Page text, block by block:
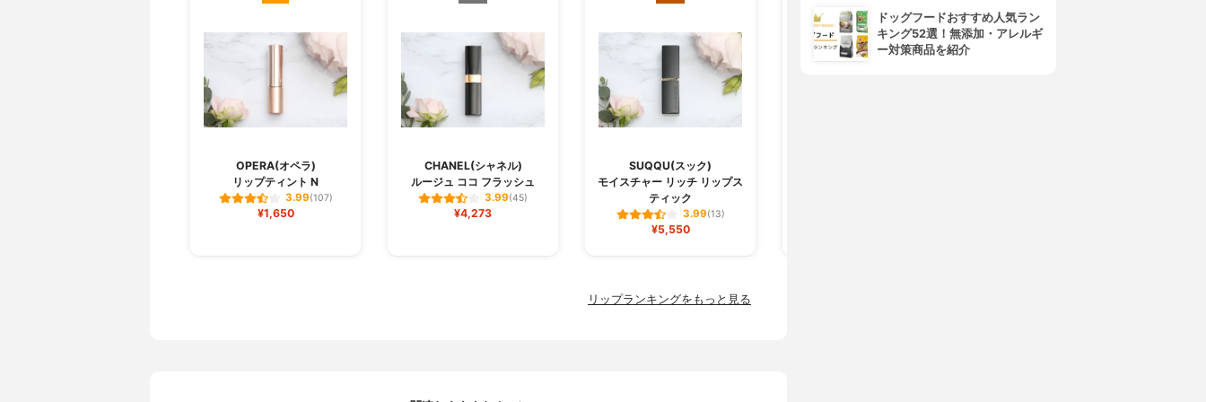
OPERA(オペラ)
リップティント N
3.99(107)
¥1,650
CHANEL(シャネル)
ルージュ ココ フラッシュ
3.99(45)
¥4,273
SUQQU(スック)
モイスチャー リッチ リップス
ティック
3.99(13)
¥5,550
リップランキングをもっと見る
ドッグフードおすすめ人気ラン
キング52選！無添加・アレルギ
ー対策商品を紹介